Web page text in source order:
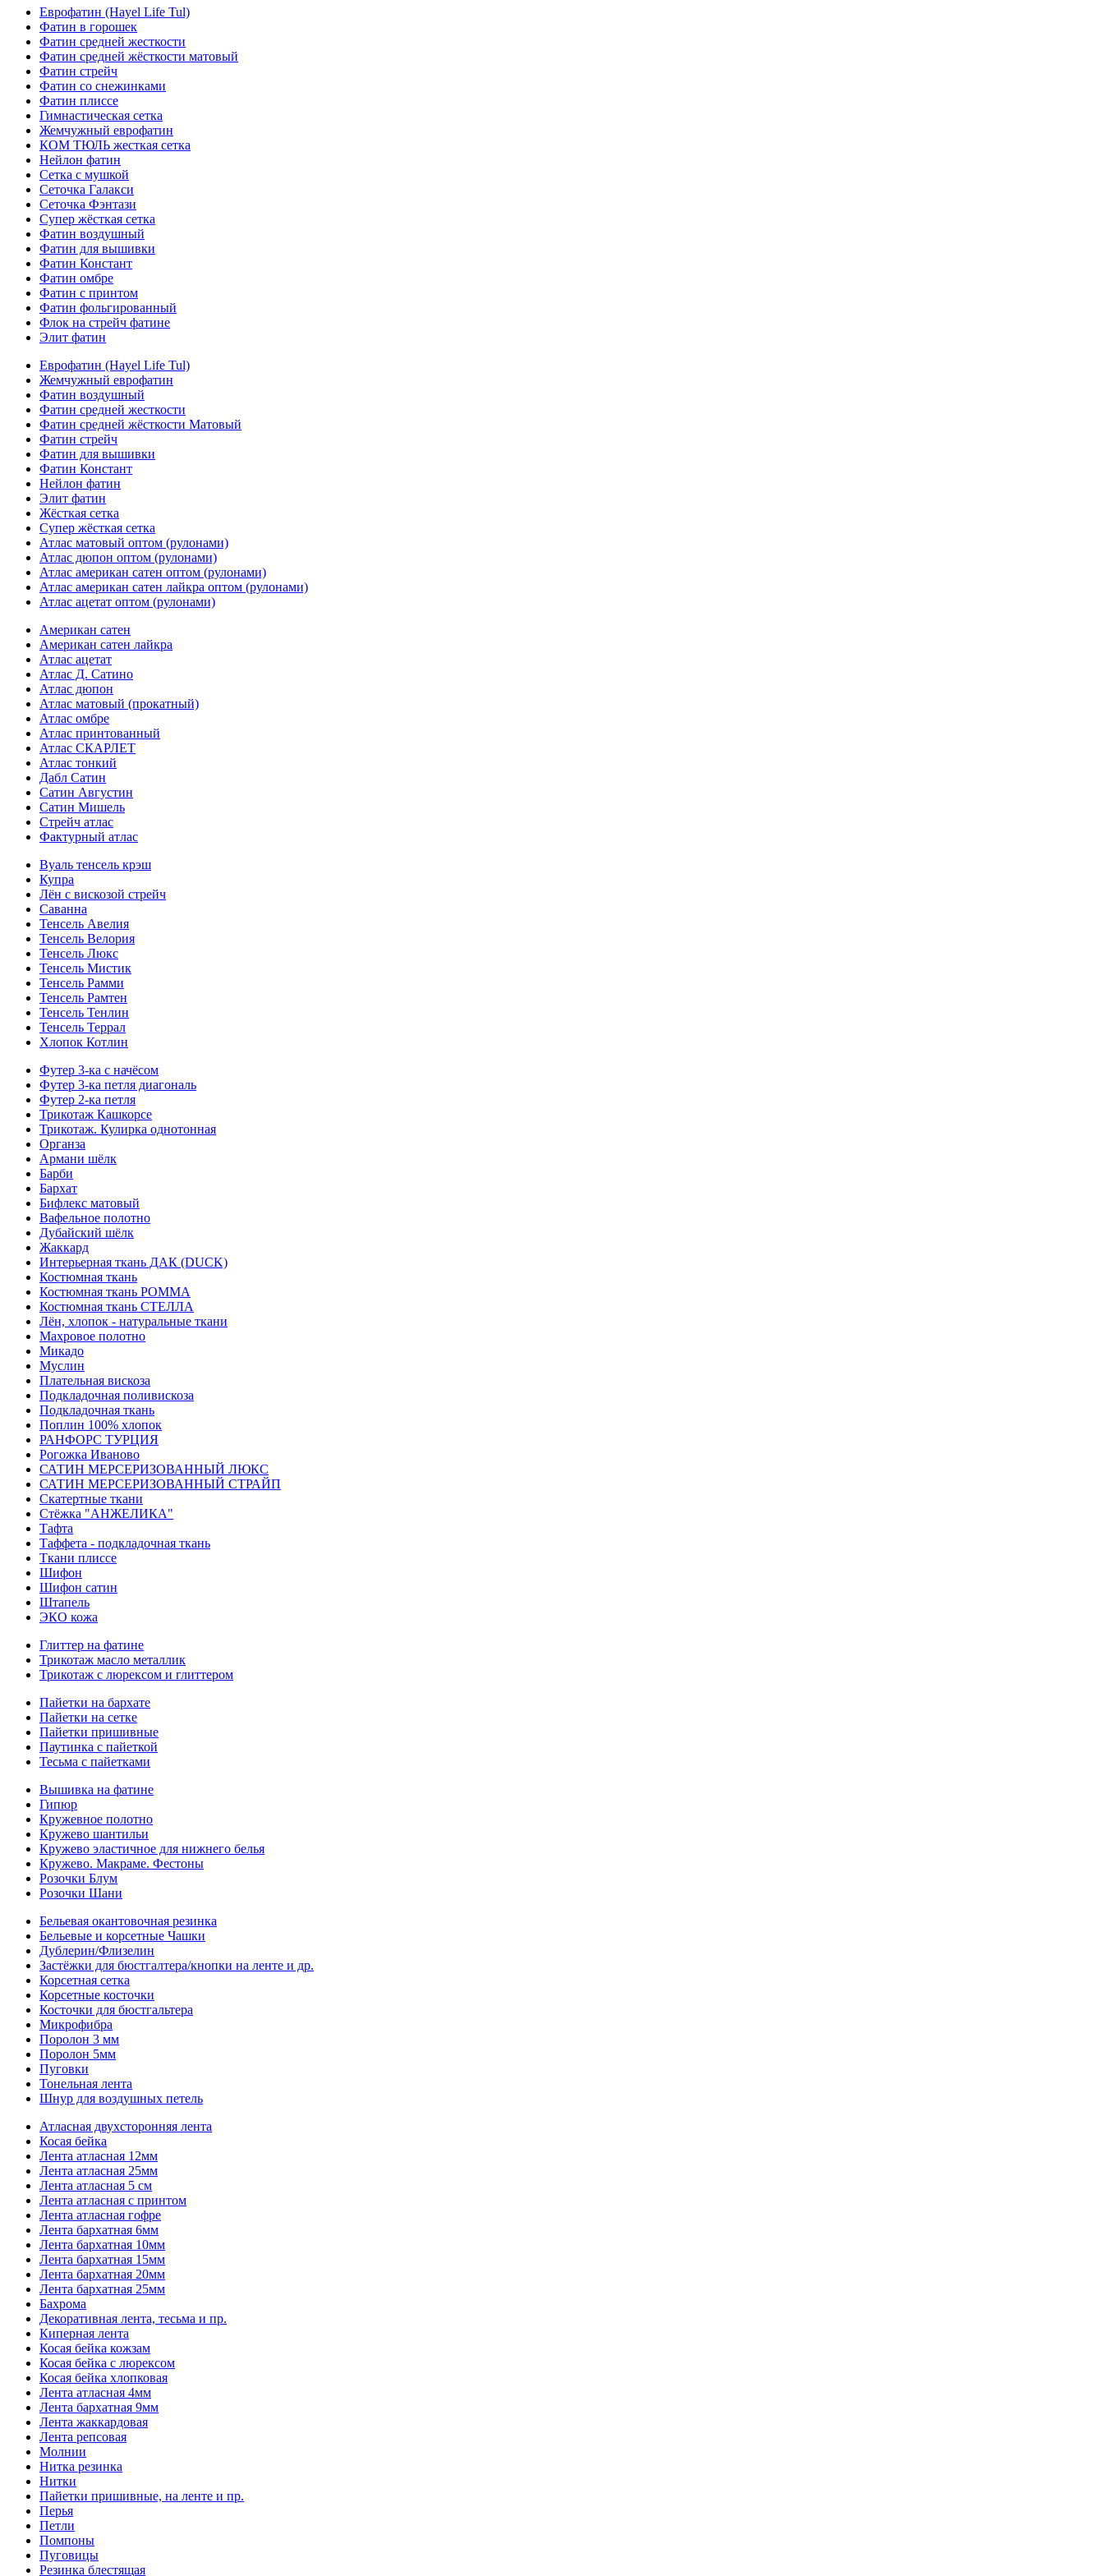
Еврофатин (Hayel Life Tul)
Фатин в горошек
Фатин средней жесткости
Фатин средней жёсткости матовый
Фатин стрейч
Фатин со снежинками
Фатин плиссе
Гимнастическая сетка
Жемчужный еврофатин
КОМ ТЮЛЬ жесткая сетка
Нейлон фатин
Сетка с мушкой
Сеточка Галакси
Сеточка Фэнтази
Супер жёсткая сетка
Фатин воздушный
Фатин для вышивки
Фатин Констант
Фатин омбре
Фатин с принтом
Фатин фольгированный
Флок на стрейч фатине
Элит фатин
Еврофатин (Hayel Life Tul)
Жемчужный еврофатин
Фатин воздушный
Фатин средней жесткости
Фатин средней жёсткости Матовый
Фатин стрейч
Фатин для вышивки
Фатин Констант
Нейлон фатин
Элит фатин
Жёсткая сетка
Супер жёсткая сетка
Атлас матовый оптом (рулонами)
Атлас дюпон оптом (рулонами)
Атлас американ сатен оптом (рулонами)
Атлас американ сатен лайкра оптом (рулонами)
Атлас ацетат оптом (рулонами)
Американ сатен
Американ сатен лайкра
Атлас ацетат
Атлас Д. Сатино
Атлас дюпон
Атлас матовый (прокатный)
Атлас омбре
Атлас принтованный
Атлас СКАРЛЕТ
Атлас тонкий
Дабл Сатин
Сатин Августин
Сатин Мишель
Стрейч атлас
Фактурный атлас
Вуаль тенсель крэш
Купра
Лён с вискозой стрейч
Саванна
Тенсель Авелия
Тенсель Велория
Тенсель Люкс
Тенсель Мистик
Тенсель Рамми
Тенсель Рамтен
Тенсель Тенлин
Тенсель Террал
Хлопок Котлин
Футер 3-ка с начёсом
Футер 3-ка петля диагональ
Футер 2-ка петля
Трикотаж Кашкорсе
Трикотаж. Кулирка однотонная
Органза
Армани шёлк
Барби
Бархат
Бифлекс матовый
Вафельное полотно
Дубайский шёлк
Жаккард
Интерьерная ткань ДАК (DUCK)
Костюмная ткань
Костюмная ткань РОММА
Костюмная ткань СТЕЛЛА
Лён, хлопок - натуральные ткани
Махровое полотно
Микадо
Муслин
Плательная вискоза
Подкладочная поливискоза
Подкладочная ткань
Поплин 100% хлопок
РАНФОРС ТУРЦИЯ
Рогожка Иваново
САТИН МЕРСЕРИЗОВАННЫЙ ЛЮКС
САТИН МЕРСЕРИЗОВАННЫЙ СТРАЙП
Скатертные ткани
Стёжка "АНЖЕЛИКА"
Тафта
Таффета - подкладочная ткань
Ткани плиссе
Шифон
Шифон сатин
Штапель
ЭКО кожа
Глиттер на фатине
Трикотаж масло металлик
Трикотаж с люрексом и глиттером
Пайетки на бархате
Пайетки на сетке
Пайетки пришивные
Паутинка с пайеткой
Тесьма с пайетками
Вышивка на фатине
Гипюр
Кружевное полотно
Кружево шантильи
Кружево эластичное для нижнего белья
Кружево. Макраме. Фестоны
Розочки Блум
Розочки Шани
Бельевая окантовочная резинка
Бельевые и корсетные Чашки
Дублерин/Флизелин
Застёжки для бюстгалтера/кнопки на ленте и др.
Корсетная сетка
Корсетные косточки
Косточки для бюстгальтера
Микрофибра
Поролон 3 мм
Поролон 5мм
Пуговки
Тонельная лента
Шнур для воздушных петель
Атласная двухсторонняя лента
Косая бейка
Лента атласная 12мм
Лента атласная 25мм
Лента атласная 5 см
Лента атласная с принтом
Лента атласная гофре
Лента бархатная 6мм
Лента бархатная 10мм
Лента бархатная 15мм
Лента бархатная 20мм
Лента бархатная 25мм
Бахрома
Декоративная лента, тесьма и пр.
Киперная лента
Косая бейка кожзам
Косая бейка с люрексом
Косая бейка хлопковая
Лента атласная 4мм
Лента бархатная 9мм
Лента жаккардовая
Лента репсовая
Молнии
Нитка резинка
Нитки
Пайетки пришивные, на ленте и пр.
Перья
Петли
Помпоны
Пуговицы
Резинка блестящая